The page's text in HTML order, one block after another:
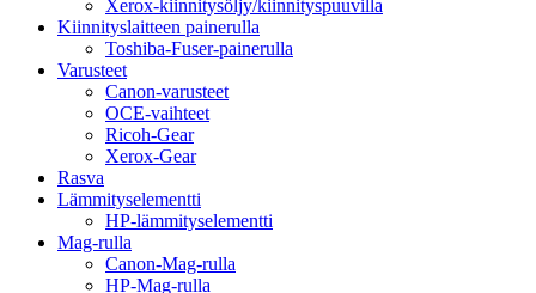
Xerox-kiinnitysöljy/kiinnityspuuvilla
Kiinnityslaitteen painerulla
Toshiba-Fuser-painerulla
Varusteet
Canon-varusteet
OCE-vaihteet
Ricoh-Gear
Xerox-Gear
Rasva
Lämmityselementti
HP-lämmityselementti
Mag-rulla
Canon-Mag-rulla
HP-Mag-rulla